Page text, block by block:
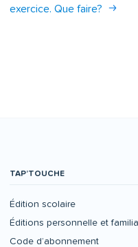
exercice. Que faire?
TAP’TOUCHE
Édition scolaire
Éditions personnelle et
Code d’abonnement